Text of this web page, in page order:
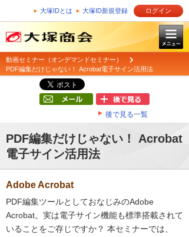
大塚IDとは 大塚ID新規登録 ログイン
動画セミナー（オンデマンドセミナー）
PDF編集だけじゃない！ Acrobat電子サイン活用法
後で見る一覧
PDF編集だけじゃない！ Acrobat
電子サイン活用法
Adobe Acrobat
PDF編集ツールとしておなじみのAdobe
Acrobat。実は電子サイン機能も標準搭載されて
いることをご存じですか？ 本セミナーでは、